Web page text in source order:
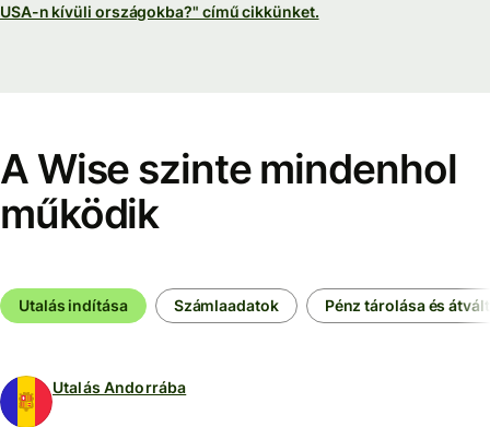
USA-n kívüli országokba?" című cikkünket.
A Wise szinte mindenhol
működik
Utalás indítása Számlaadatok Pénz tárolása és
Utalás Andorrába